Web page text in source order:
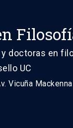
doctoras en
UC
Vicuña